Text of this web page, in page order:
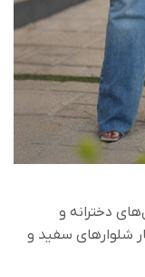
دخترانه و
شلوارهای سفید و